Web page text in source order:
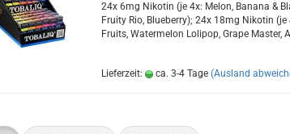
24x 6mg Ni­ko­tin (je 4x: Melon, Bana­na &
Frui­ty Rio, Blue­ber­ry); 24x 18mg Ni­ko­tin
Fruits, Wa­ter­me­lon Lo­li­pop, Grape Mas­ter,
Lieferzeit: ca. 3-4 Tage (Ausland